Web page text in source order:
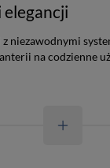
na codzienne